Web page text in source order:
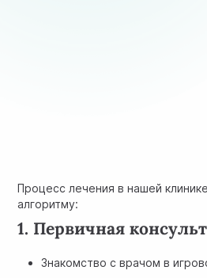
Процесс лечения в нашей
алгоритму:
1. Первичная
Знакомство с врачом в